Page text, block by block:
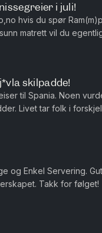
i juli!
hvis du spør
Katastrofe bli den
skilpadde!
til Spania. Noen
Livet tar folk i
og Enkel Servering.
Takk for følget!